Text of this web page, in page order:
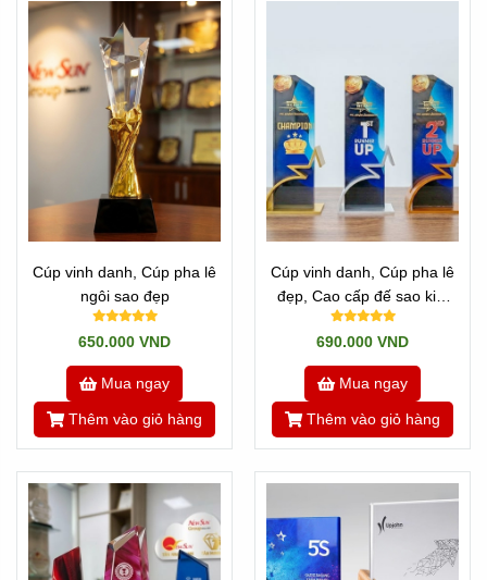
Hotline: Zalo 0901460008 / 0909491080 /
0901400018
QuayVề trang chủ
Newsun Tân Nhật Minh
Tannhatminh.com
https://cupsukien.com/
http://sanxuatkyniemchuong.com/
Tân Nhật MInh chuyên sản xuấtCúp Vinh Danh
theo
Cúp vinh danh, Cúp pha lê
ngôi sao đẹp
650.000 VND
Mua ngay
Thêm vào giỏ hàng
Cúp vinh danh, Cúp pha lê
đẹp, Cao cấp đế sao kim
loại - 20
690.000 VND
Mua ngay
Thêm vào giỏ hàng